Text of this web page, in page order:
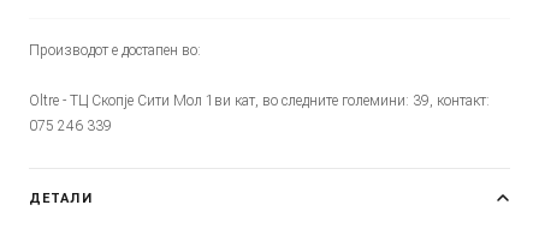
Производот е достапен во:
Oltre - ТЦ Скопје Сити Мол 1ви кат, во следните големини: 39, контакт:
075 246 339
ДЕТАЛИ